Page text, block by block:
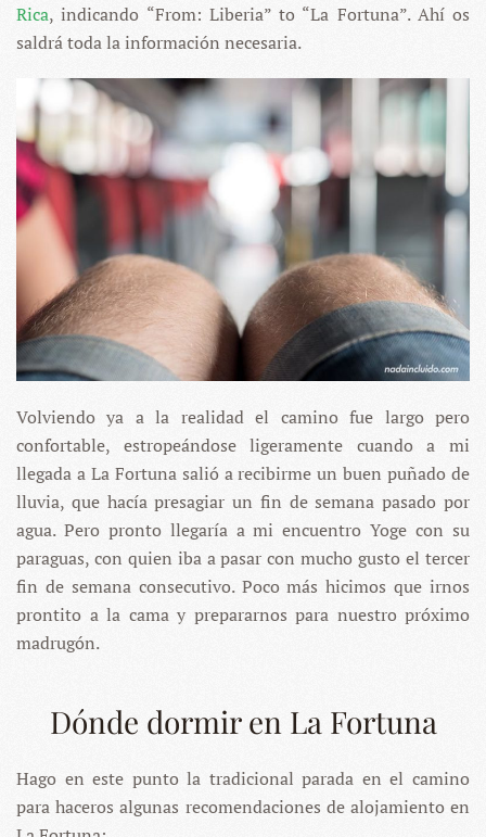
Rica, indicando “From: Liberia” to “La Fortuna”. Ahí os
saldrá toda la información necesaria.
Volviendo ya a la realidad el camino fue largo pero
confortable, estropeándose ligeramente cuando a mi
llegada a La Fortuna salió a recibirme un buen puñado de
lluvia, que hacía presagiar un fin de semana pasado por
agua. Pero pronto llegaría a mi encuentro Yoge con su
paraguas, con quien iba a pasar con mucho gusto el tercer
fin de semana consecutivo. Poco más hicimos que irnos
prontito a la cama y prepararnos para nuestro próximo
madrugón.
Dónde dormir en La Fortuna
Hago en este punto la tradicional parada en el camino
para haceros algunas recomendaciones de alojamiento en